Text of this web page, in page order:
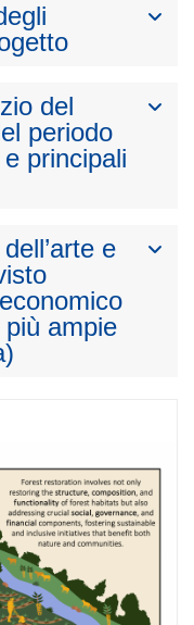
del
periodo
principali
e
ampie